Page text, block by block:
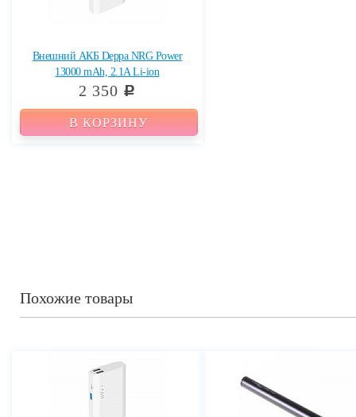
Внешний АКБ Deppa NRG Power
13000 mAh, 2.1A Li-ion
2 350 c
В КОРЗИНУ
Похожие товары